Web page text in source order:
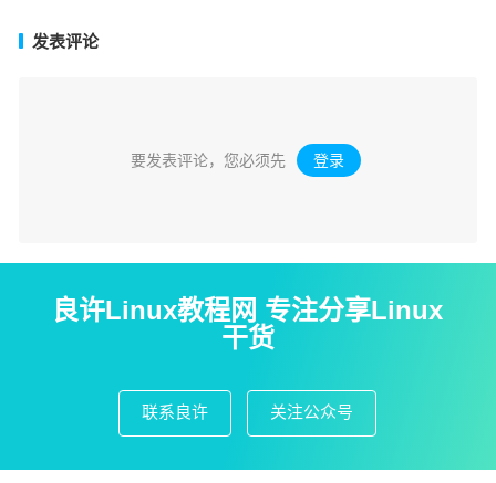
发表评论
要发表评论，您必须先 登录 。
良许Linux教程网 专注分享Linux
干货
联系良许 关注公众号